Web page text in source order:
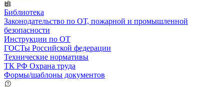
Библиотека
Законодательство по ОТ, пожарной и промышленной
безопасности
Инструкции по ОТ
ГОСТы Российской федерации
Технические нормативы
ТК РФ Охрана труда
Формы/шаблоны документов